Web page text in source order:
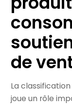
de
La
joue un rôle